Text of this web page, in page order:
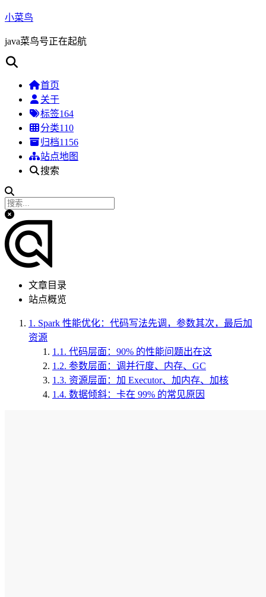
小菜鸟
java菜鸟号正在起航
首页
关于
标签164
分类110
归档1156
站点地图
搜索
文章目录
站点概览
1. Spark 性能优化：代码写法先调，参数其次，最后加
资源
1.1. 代码层面：90% 的性能问题出在这
1.2. 参数层面：调并行度、内存、GC
1.3. 资源层面：加 Executor、加内存、加核
1.4. 数据倾斜：卡在 99% 的常见原因